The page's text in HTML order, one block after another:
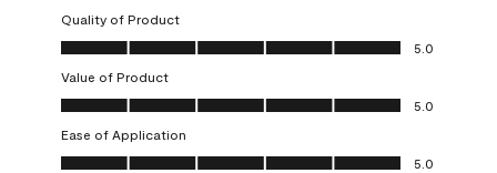
Quality of Product
Quality of Product, 5.0 out of 5
5.0
Value of Product
Value of Product, 5.0 out of 5
5.0
Ease of Application
Ease of Application, 5.0 out of 5
5.0